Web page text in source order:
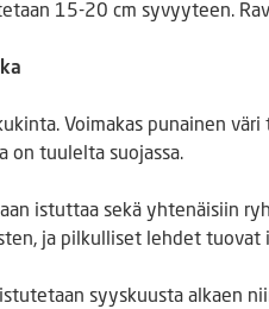
15-20 cm syvyyteen.
Voimakas punainen
on tuulelta suojassa.
istuttaa sekä yhtenäisiin
ja pilkulliset lehdet tuovat
syyskuusta alkaen